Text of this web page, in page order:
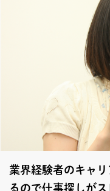
業界経験者のキャ
るので仕事探しが